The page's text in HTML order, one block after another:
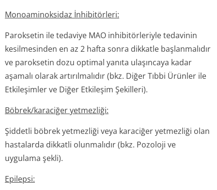
Monoaminoksidaz İnhibitörleri:
Paroksetin ile tedaviye MAO inhibitörleriyle tedavinin
kesilmesinden en az 2 hafta sonra dikkatle başlanmalıdır
ve paroksetin dozu optimal yanıta ulaşıncaya kadar
aşamalı olarak artırılmalıdır(bkz. Diğer Tıbbi Ürünler ile
Etkileşimler ve Diğer Etkileşim Şekilleri).
Böbrek/karaciğer yetmezliği:
Şiddetli böbrek yetmezliği veya karaciğer yetmezliği olan
hastalarda dikkatli olunmalıdır(bkz. Pozoloji ve
uygulama şekli).
Epilepsi: